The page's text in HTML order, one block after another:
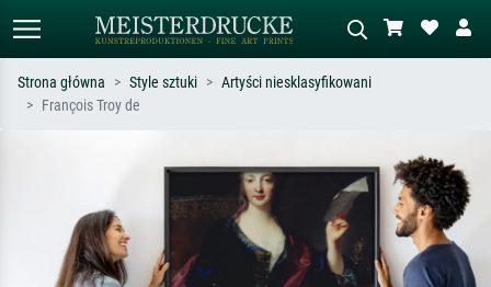
impresjonizm, fala Hokusaia, akt.
Opisz scenę – np. zielona łąka,
abstrakcja z czerwienią, ciemny olej,
stojący akt obok drzewa.
Strona główna Style sztuki
Artyści niesklasyfikowani
François Troy de